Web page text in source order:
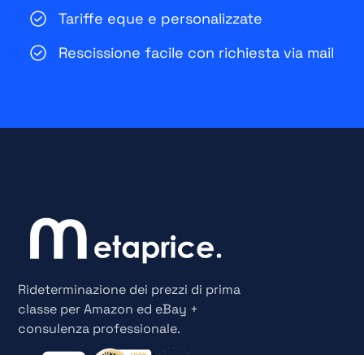
Tariffe eque e personalizzate
Rescissione facile con richiesta via mail
Rideterminazione dei prezzi di prima
classe per Amazon ed eBay +
consulenza professionale.